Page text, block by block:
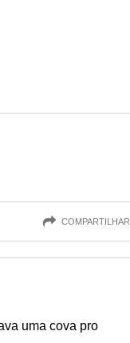
COMPARTILHAR
uma cova pro